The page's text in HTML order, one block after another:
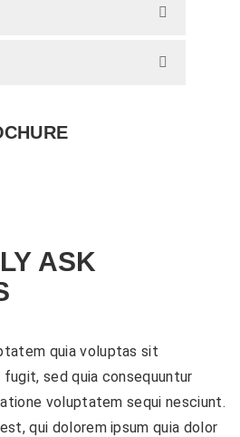
ASK
quia voluptas sit
sed quia consequuntur
voluptatem sequi nesciunt.
qui dolorem ipsum quia dolor